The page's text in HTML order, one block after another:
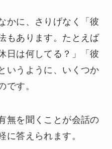
かに、さりげなく「彼
もあります。たとえば
日は何してる？」「彼
いうように、いくつか
です。
無を聞くことが会話の
に答えられます。